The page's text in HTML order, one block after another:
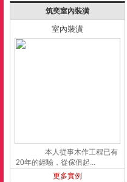
筑奕室內裝潢
室內裝潢
本人從事木作工程已有
20年的經驗，從傢俱起...
更多實例